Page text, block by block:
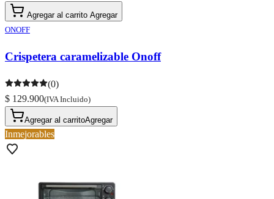
Agregar al carrito Agregar
ONOFF
Crispetera caramelizable Onoff
(0)
$ 129.900(IVA Incluido)
Agregar al carritoAgregar
Inmejorables